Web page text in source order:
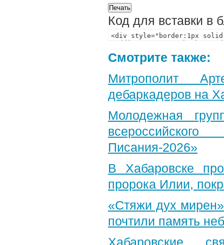
Код для вставки в
Смотрите также:
Митрополит
дебаркадеров на
Молодежная
Писания-2026»
В Хабаровске
пророка Илии,
«Стяжи дух
почтили память
Хабаровские